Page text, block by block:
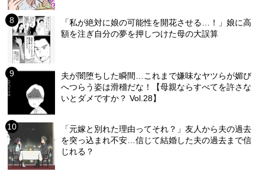
「私が絶対に娘の可能性を開花させる…！」娘に高
額を注ぎ自分の夢を押しつけた母の大誤算
夫が闇堕ちした瞬間…これまで嫌味なヤツらが媚び
へつらう姿は滑稽だな！【母親ならすべてを許さな
いとダメですか？ Vol.28】
「元嫁と別れた理由ってそれ？」友人から夫の過去
を突っ込まれ不安…信じて結婚した夫の過去まで信
じれる？